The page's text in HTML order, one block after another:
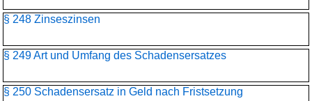
§ 248 Zinseszinsen
§ 249 Art und Umfang des Schadensersatzes
§ 250 Schadensersatz in Geld nach Fristsetzung